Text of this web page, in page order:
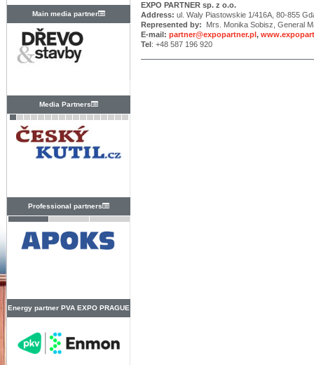
Main media partner
Media Partners
Professional partners
Energy partner PVA EXPO PRAGUE
EXPO PARTNER sp. z o.o.
Address: ul. Waly Piastowskie 1/416A, 80-855
Represented by: Mrs. Monika Sobisz, General
E-mail: partner@expopartner.pl,
Tel: +48 587 196 920